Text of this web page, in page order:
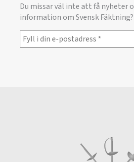
Du missar väl inte att få nyheter
information om Svensk Fäktning?